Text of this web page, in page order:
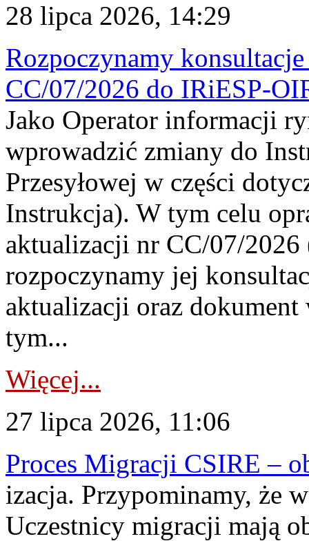
28 lipca 2026, 14:29
Rozpoczynamy
CC/07/2026 do IRiESP-
Jako Operator informacji
wprowadzić zmiany do
Przesyłowej w części
Instrukcja). W tym celu
aktualizacji nr CC/07/
rozpoczynamy jej
aktualizacji oraz
tym...
Więcej...
27 lipca 2026, 11:06
Proces Migracji CSIRE –
izacja. Przypominamy, że
Uczestnicy migracji mają